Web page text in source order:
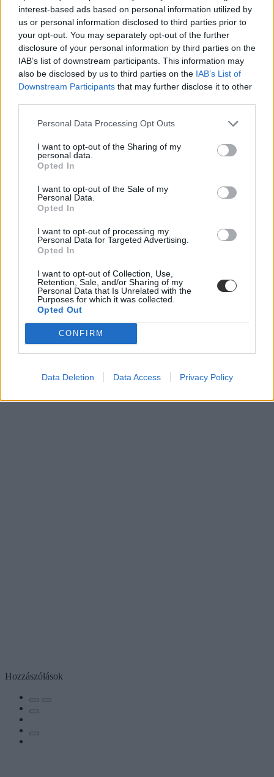
interest-based ads based on personal information utilized by
us or personal information disclosed to third parties prior to
your opt-out. You may separately opt-out of the further
disclosure of your personal information by third parties on the
IAB’s list of downstream participants. This information may
also be disclosed by us to third parties on the IAB’s List of
Downstream Participants that may further disclose it to other
Personal Data Processing Opt Outs
I want to opt-out of the Sharing of my
personal data.
Opted In
I want to opt-out of the Sale of my
Personal Data.
Opted In
I want to opt-out of processing my
Personal Data for Targeted Advertising.
Opted In
I want to opt-out of Collection, Use,
Retention, Sale, and/or Sharing of my
Personal Data that Is Unrelated with the
Purposes for which it was collected.
Opted Out
CONFIRM
Data Deletion Data Access Privacy Policy
Vitézy Dávid
Hozzászólások